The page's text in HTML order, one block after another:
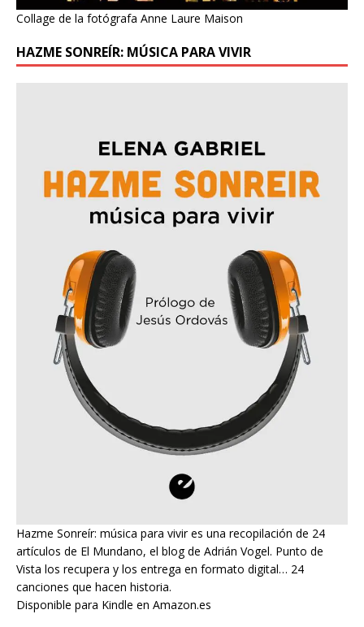
Collage de la fotógrafa Anne Laure Maison
HAZME SONREÍR: MÚSICA PARA VIVIR
Hazme Sonreír: música para vivir es una recopilación de 24
artículos de El Mundano, el blog de Adrián Vogel. Punto de
Vista los recupera y los entrega en formato digital… 24
canciones que hacen historia.
Disponible para Kindle en Amazon.es